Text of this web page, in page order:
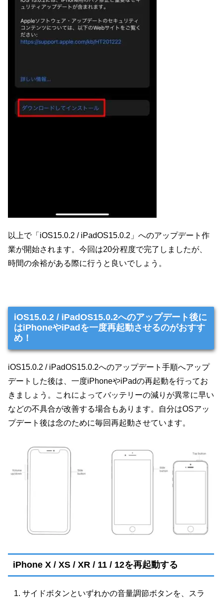
以上で「iOS15.0.2 / iPadOS15.0.2」へのアップデート作
業が開始されます。今回は20分程度で完了しましたが、
時間の余裕がある際に行うと良いでしょう。
iOS15.0.2 / iPadOS15.0.2へのアップデート後に
はiPhoneやiPadを一度再起動させるのがおすす
め！
iOS15.0.2 / iPadOS15.0.2へのアップデート手順へアップ
デートした後は、一度iPhoneやiPadの再起動を行ってお
きましょう。これによってバッテリーの減りが異常に早い
などの不具合が改善する場合もあります。自分はOSアッ
プデート後は念のために毎回再起動させています。
iPhone X / XS / XR / 11 / 12を再起動する
サイドボタンといずれかの音量調節ボタンを、スラ